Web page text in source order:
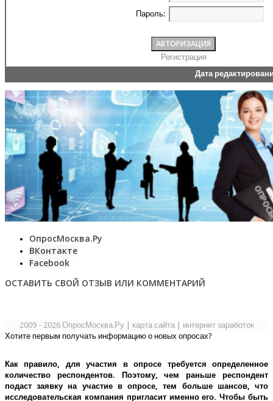
Пароль:
Регистрация
Дата
ОпросМосква.Ру
ВКонтакте
Facebook
ОСТАВИТЬ СВОЙ ОТЗЫВ ИЛИ КОММЕНТАРИЙ
2009 - 2026 ОпросМосква.Ру| карта сайта| интернет заработок
Хотите первым получать информацию о новых опросах?
Как правило, для участия в опросе требуется определенное
количество респондентов. Поэтому, чем раньше респондент
подаст заявку на участие в опросе, тем больше шансов, что
исследовательская компания пригласит именно его.Чтобы быть